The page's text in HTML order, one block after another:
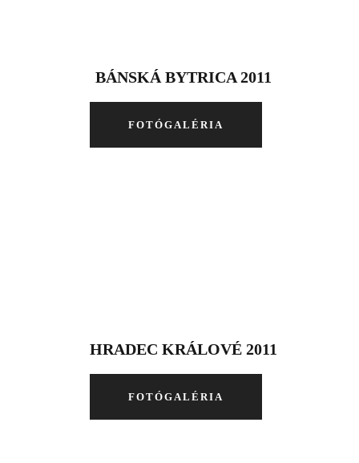
BÁNSKÁ BYTRICA 2011
FOTÓGALÉRIA
HRADEC KRÁLOVÉ 2011
FOTÓGALÉRIA